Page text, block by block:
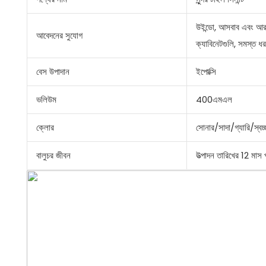
আবেদনের সুযোগ
উইন্ডো, আসবাব এবং
ক্যাবিনেটগুলি, সমস্ত
বেস উপাদান ইপোক্সি
ভলিউম 400এমএল
ক্লোর সোনার/সাদা/গ্যারি/
বালুচর জীবন উত্পাদন তারিখের 12 মাস